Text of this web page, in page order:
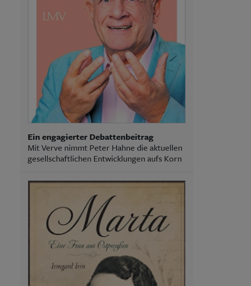
Ein engagierter Debattenbeitrag
Mit Verve nimmt Peter Hahne die aktuellen
gesellschaftlichen Entwicklungen aufs Korn